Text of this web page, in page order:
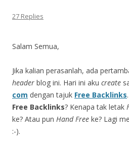
27 Replies
Salam Semua,
Jika kalian perasanlah, ada
header blog ini. Hari ini aku create
com dengan tajuk Free Backlinks
Free Backlinks? Kenapa tak letak
ke? Atau pun Hand Free ke? Lagi
:-).